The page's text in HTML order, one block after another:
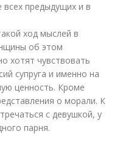
всех предыдущих и в
ход мыслей в
об этом
хотят чувствовать
супруга и именно на
ценность. Кроме
о морали. К
с девушкой, у
парня.